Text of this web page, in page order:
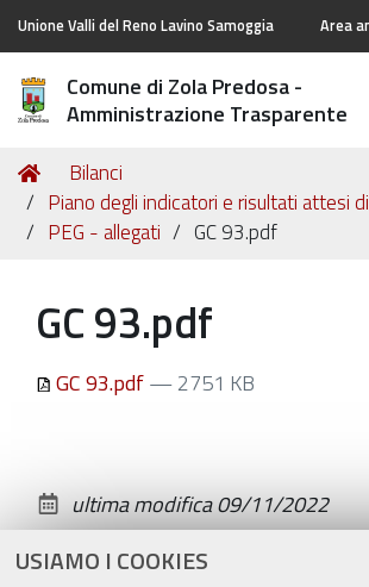
USIAMO I COOKIES
Unione Valli del Reno Lavino Samoggia Area
Comune di Zola Predosa -
Amministrazione Trasparente
Tu
sei
qui:
Home
Bilanci
Piano degli indicatori e risultati attesi
PEG - allegati
GC 93.pdf
GC 93.pdf
GC 93.pdf— 2751 KB
documento
ultima modifica09/11/2022